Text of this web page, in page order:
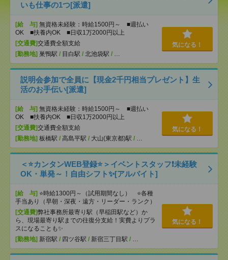
いも仕事の1つ[派遣]
[給 与] 無資格未経験：時給1500円～ ■週払い
OK ■扶養内OK ■日収1万2000円以上
[交通費]交通費全額支給
[勤務地] 巣鴨駅 / 目白駅 / 北池袋駅 / …
気になる！
説明会参加で全員に【現金2千円相当プレゼント】生
活のお手伝い[派遣]
[給 与] 無資格未経験：時給1500円～ ■週払い
OK ■扶養内OK ■日収1万2000円以上
[交通費]交通費全額支給
[勤務地] 板橋駅 / 高島平駅 / 大山(東京都)駅 / …
気になる！
＜⭐カンタンWEB登録⭐＞イベントスタッフ❗未経験
OK・単発～！自由シフト✨[アルバイト]
[給 与] ⭐時給1300円～（試用期間なし） ⭐各種
手当あり（早朝・深夜・遠方・リーダー・ランク）
[交通費]弊社事務所最寄り駅（早稲田駅など）か
ら、現場最寄り駅までの往復分支給！実費よりプラ
スになることも✨
[勤務地] 新宿駅 / 四ツ谷駅 / 新宿三丁目駅 / …
気になる！